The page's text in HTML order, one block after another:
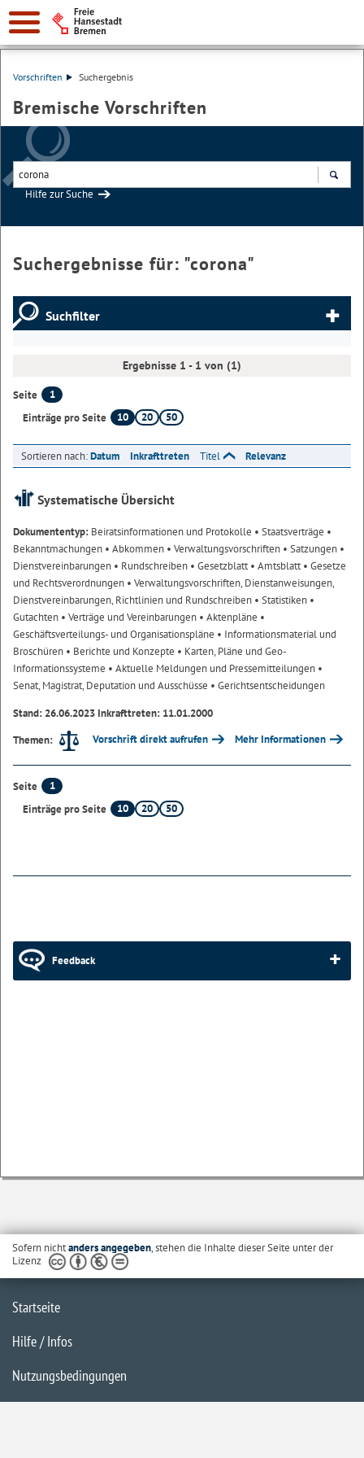
Vorschriften Suchergebnis
Bremische Vorschriften
Hilfe zur Suche
Suchergebnisse für: "corona"
Suchfilter
Ergebnisse 1 - 1 von (1)
Seite
1
Einträge pro Seite
10 20 50
Sortieren nach:Datum Inkrafttreten Titel Relevanz
Systematische Übersicht
Dokumententyp: Beiratsinformationen und Protokolle • Staatsverträge •
Bekanntmachungen • Abkommen • Verwaltungsvorschriften • Satzungen •
Dienstvereinbarungen • Rundschreiben • Gesetzblatt• Amtsblatt• Gesetze
und Rechtsverordnungen • Verwaltungsvorschriften, Dienstanweisungen,
Dienstvereinbarungen, Richtlinien und Rundschreiben • Statistiken •
Gutachten • Verträge und Vereinbarungen • Aktenpläne •
Geschäftsverteilungs- und Organisationspläne • Informationsmaterial und
Broschüren • Berichte und Konzepte • Karten, Pläne und Geo-
Informationssysteme • Aktuelle Meldungen und Pressemitteilungen •
Senat, Magistrat, Deputation und Ausschüsse • Gerichtsentscheidungen
Stand: 26.06.2023 Inkrafttreten: 11.01.2000
Themen:
Vorschrift direkt aufrufen Mehr Informationen
Seite
1
Einträge pro Seite
10 20 50
Feedback
Sofern nichtanders angegeben, stehen die Inhalte dieser Seite unter der
Lizenz
Startseite
Hilfe / Infos
Nutzungsbedingungen